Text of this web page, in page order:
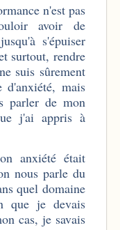
n'est pas
avoir de
s'épuiser
surtout, rendre
suis sûrement
mais
parler de mon
j'ai appris à
anxiété était
nous parle du
quel domaine
que je devais
cas, je savais